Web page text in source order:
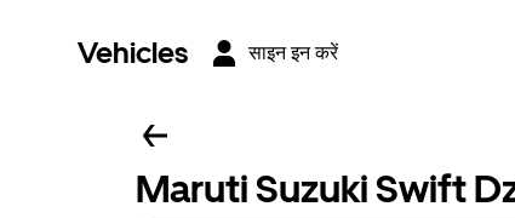
Vehicles साइन इन करें
Maruti Suzuki Swift